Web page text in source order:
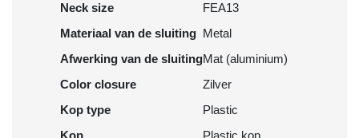
Neck size
FEA13
Materiaal van de sluiting Metal
Afwerking van de sluitingMat (aluminium)
Color closure
Zilver
Kop type
Plastic
Kop
Plastic kop